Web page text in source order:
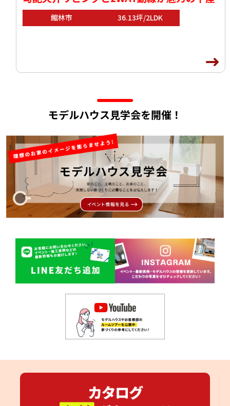
館林市 36.13坪/2LDK
モデルハウス見学会を開催！